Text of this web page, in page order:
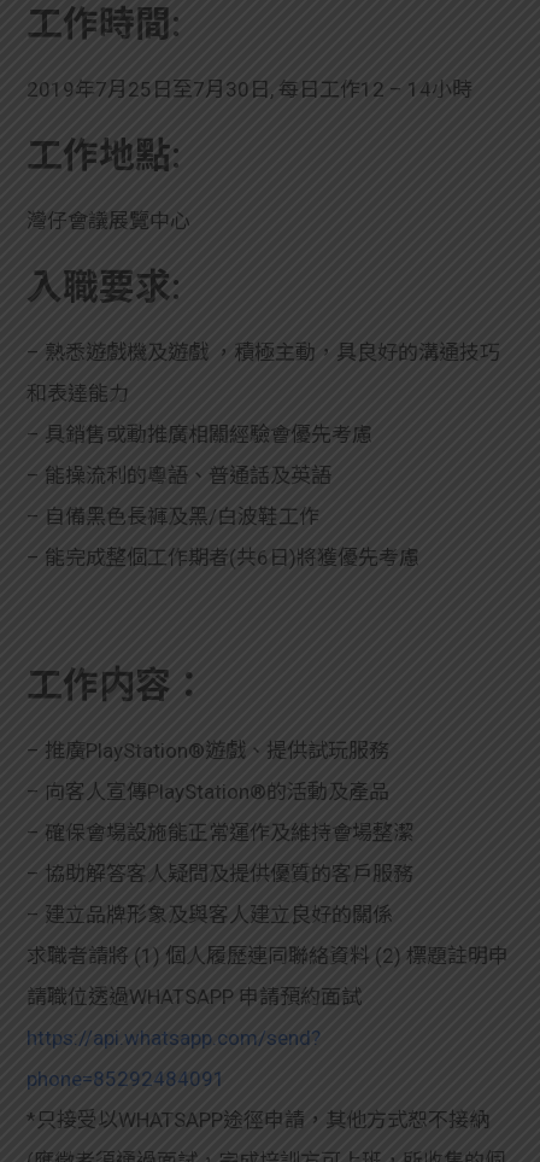
工作時間:
2019年7月25日至7月30日, 每日工作12 – 14小時
工作地點:
灣仔會議展覽中心
入職要求:
– 熟悉遊戲機及遊戲 ，積極主動，具良好的溝通技巧
和表達能力
– 具銷售或動推廣相關經驗會優先考慮
– 能操流利的粵語、普通話及英語
– 自備黑色長褲及黑/白波鞋工作
– 能完成整個工作期者(共6日)將獲優先考慮
工作内容：
– 推廣PlayStation®遊戲、提供試玩服務
– 向客人宣傳PlayStation®的活動及產品
– 確保會場設施能正常運作及維持會場整潔
– 協助解答客人疑問及提供優質的客戶服務
– 建立品牌形象及與客人建立良好的關係
求職者請將 (1) 個人履歷連同聯絡資料 (2) 標題註明申
請職位透過WHATSAPP 申請預約面試
https://api.whatsapp.com/send?
phone=85292484091
*只接受以WHATSAPP途徑申請，其他方式恕不接納